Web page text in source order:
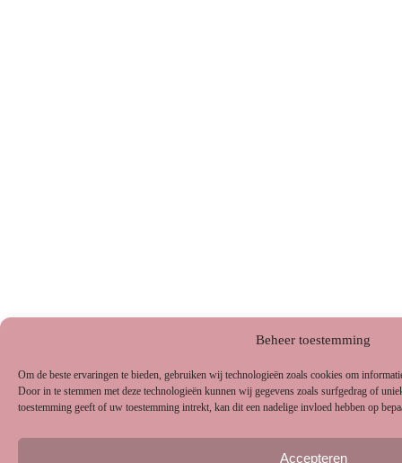
Beheer toestemming
Om de beste ervaringen te bieden, gebruiken wij technologieën zoals cookies om
Door in te stemmen met deze technologieën kunnen wij gegevens zoals surfgedrag of
toestemming geeft of uw toestemming intrekt, kan dit een nadelige invloed hebben op
Accepteren